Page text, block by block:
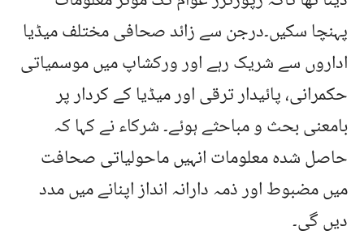
پہنچا سکیں۔درجن سے زائد صحافی مختلف میڈیا
اداروں سے شریک رہے اور ورکشاپ میں موسمیاتی
حکمرانی، پائیدار ترقی اور میڈیا کے کردار پر
بامعنی بحث و مباحثے ہوئے۔ شرکاء نے کہا کہ
حاصل شدہ معلومات انہیں ماحولیاتی صحافت
میں مضبوط اور ذمہ دارانہ انداز اپنانے میں مدد
دیں گی۔